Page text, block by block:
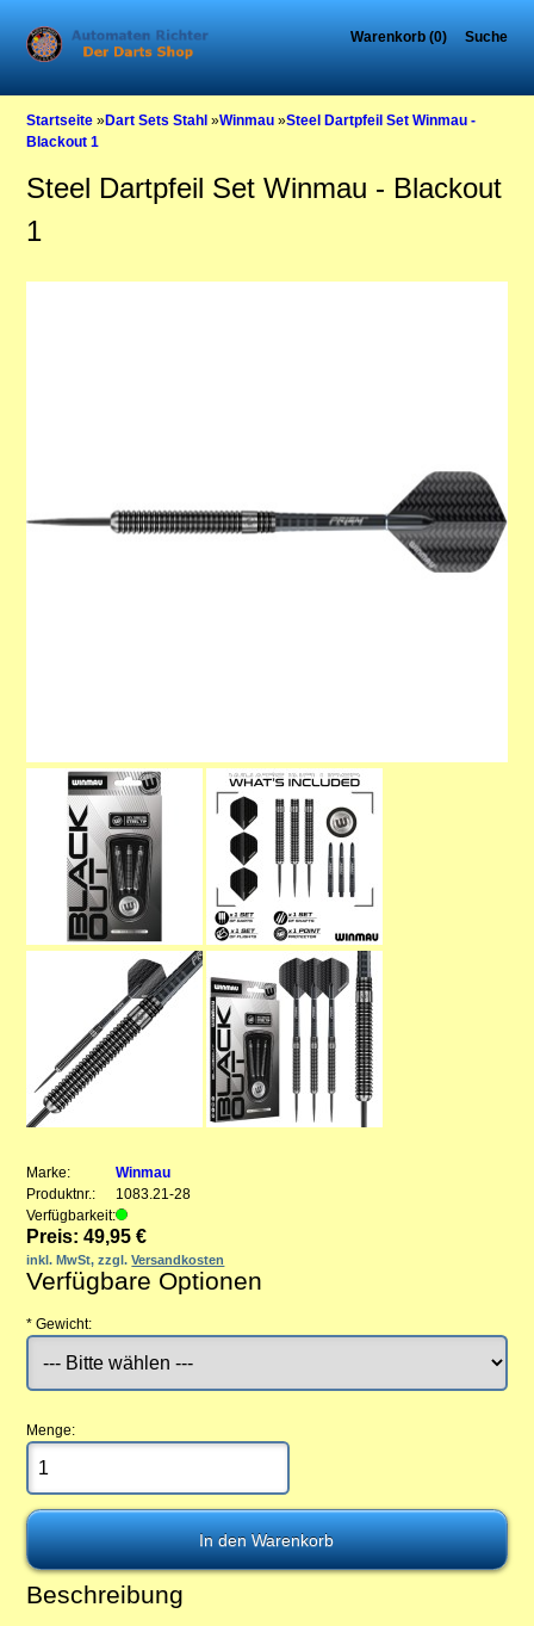
Warenkorb (0) Suche
Startseite »Dart Sets Stahl »Winmau »Steel Dartpfeil Set Winmau -
Blackout 1
Steel Dartpfeil Set Winmau - Blackout
1
Marke:
Winmau
Produktnr.:
1083.21-28
Verfügbarkeit:
Preis: 49,95 €
inkl. MwSt, zzgl.Versandkosten
Verfügbare Optionen
* Gewicht:
Menge:
Beschreibung